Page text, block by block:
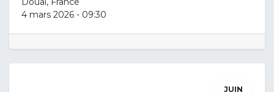
4 mars 2026 - 09:30
JUIN